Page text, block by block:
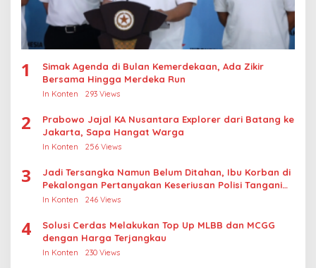
1
Simak Agenda di Bulan Kemerdekaan, Ada Zikir
Bersama Hingga Merdeka Run
In Konten 293 Views
2
Prabowo Jajal KA Nusantara Explorer dari Batang ke
Jakarta, Sapa Hangat Warga
In Konten 256 Views
3
Jadi Tersangka Namun Belum Ditahan, Ibu Korban di
Pekalongan Pertanyakan Keseriusan Polisi Tangani
Kasus Rudapksa Sampai Anaknya Hamil
In Konten 246 Views
4
Solusi Cerdas Melakukan Top Up MLBB dan MCGG
dengan Harga Terjangkau
In Konten 230 Views